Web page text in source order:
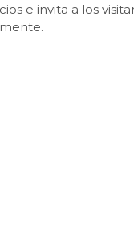
e invita a los